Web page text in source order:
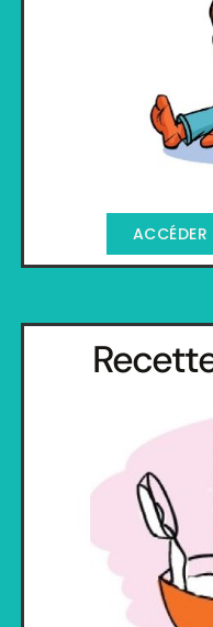
ACCÉDER